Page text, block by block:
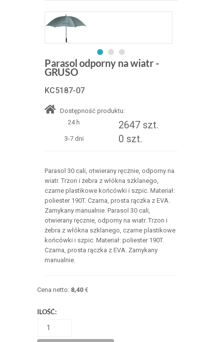
Parasol odporny na wiatr -
GRUSO
KC5187-07
Dostępność produktu:
24 h
2647 szt.
3-7 dni 0 szt.
Parasol 30 cali, otwierany ręcznie, odporny na
wiatr. Trzon i żebra z włókna szklanego,
czarne plastikowe końcówki i szpic. Materiał:
poliester 190T. Czarna, prosta rączka z EVA.
Zamykany manualnie. Parasol 30 cali,
otwierany ręcznie, odporny na wiatr. Trzon i
żebra z włókna szklanego, czarne plastikowe
końcówki i szpic. Materiał: poliester 190T.
Czarna, prosta rączka z EVA. Zamykany
manualnie.
Cena netto: 8,40€
ILOŚĆ: